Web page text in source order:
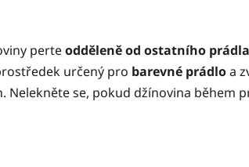
perteodděleně od ostatního prádla
určený pro barevné prádloa
se, pokud džínovina během